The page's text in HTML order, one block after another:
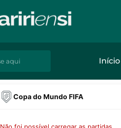
Início
Copa do Mundo FIFA